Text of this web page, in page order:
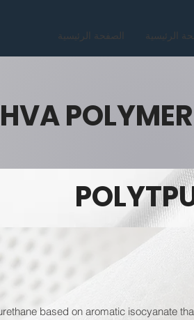
الصفحة الرئيسية الرئيسية
based on aromatic isocyanate